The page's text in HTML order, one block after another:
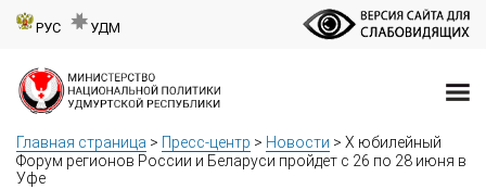
РУС УДМ
Главная страница > Пресс-центр > Новости > Х юбилейный
Форум регионов России и Беларуси пройдет с 26 по 28 июня в
Уфе